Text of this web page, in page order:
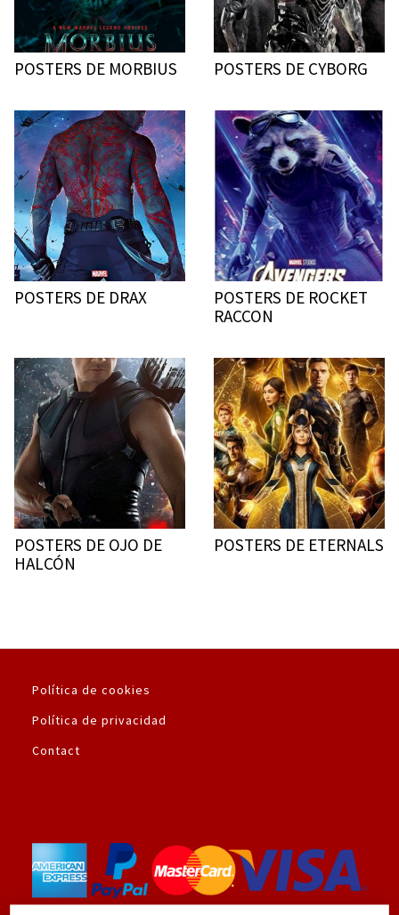
POSTERS DE MORBIUS POSTERS DE CYBORG
POSTERS DE DRAX
POSTERS DE ROCKET
RACCON
POSTERS DE OJO DE
HALCÓN
POSTERS DE ETERNALS
Política de cookies
Política de privacidad
Contact